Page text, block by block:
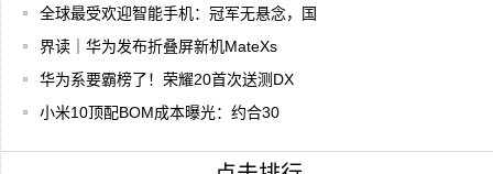
全球最受欢迎智能手机：冠军无悬念，国
界读｜华为发布折叠屏新机MateXs
华为系要霸榜了！荣耀20首次送测DX
小米10顶配BOM成本曝光：约合30